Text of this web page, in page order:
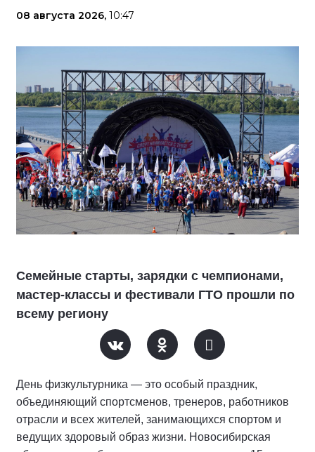
08 августа 2026, 10:47
Семейные старты, зарядки с чемпионами,
мастер-классы и фестивали ГТО прошли по
всему региону
День физкультурника — это особый праздник,
объединяющий спортсменов, тренеров, работников
отрасли и всех жителей, занимающихся спортом и
ведущих здоровый образ жизни. Новосибирская